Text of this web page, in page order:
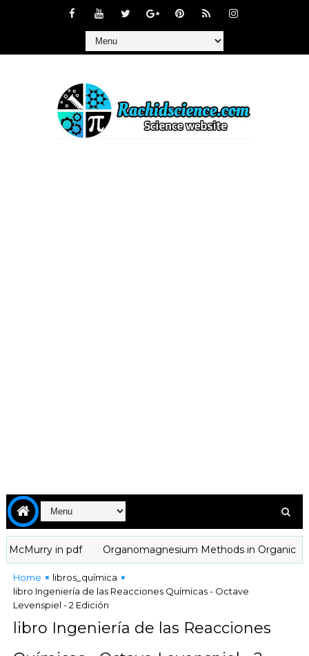
in pdf Organomagnesium Methods in Organic
Home
libros_química
libro Ingeniería de las Reacciones Químicas - Octave
Levenspiel - 2 Edición
libro Ingeniería de las Reacciones